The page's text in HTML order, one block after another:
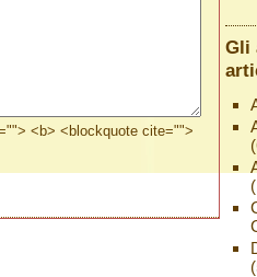
<b> <blockquote cite="">
Gli